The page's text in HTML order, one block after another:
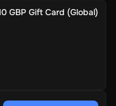
GBP Gift Card (Global)